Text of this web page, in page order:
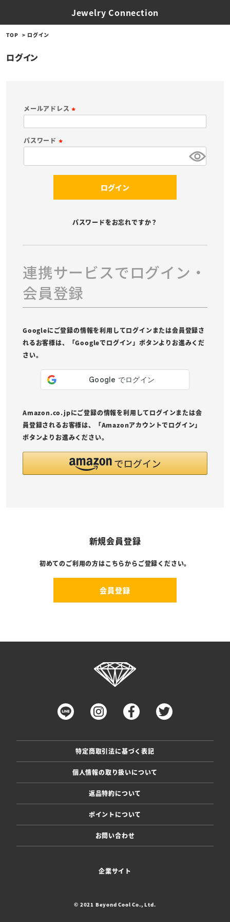
Jewelry Connection
TOP ログイン
ログイン
メールアドレス
須
パスワード
ログイン
パスワードをお忘れですか？
連携サービスでログイン・
会員登録
Googleにご登録の情報を利用してログインまたは会員登録さ
れるお客様は、「Googleでログイン」ボタンよりお進みくだ
さい。
Amazon.co.jpにご登録の情報を利用してログインまたは会
員登録されるお客様は、「Amazonアカウントでログイン」
ボタンよりお進みください。
新規会員登録
初めてのご利用の方はこちらからご登録ください。
会員登録
特定商取引法に基づく表記
個人情報の取り扱いについて
返品特約について
ポイントについて
お問い合わせ
企業サイト
© 2021 Beyond Cool Co., Ltd.